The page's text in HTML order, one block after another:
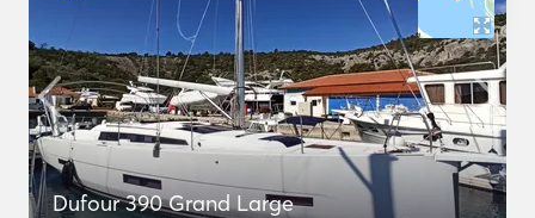
Dufour 390 Grand Large